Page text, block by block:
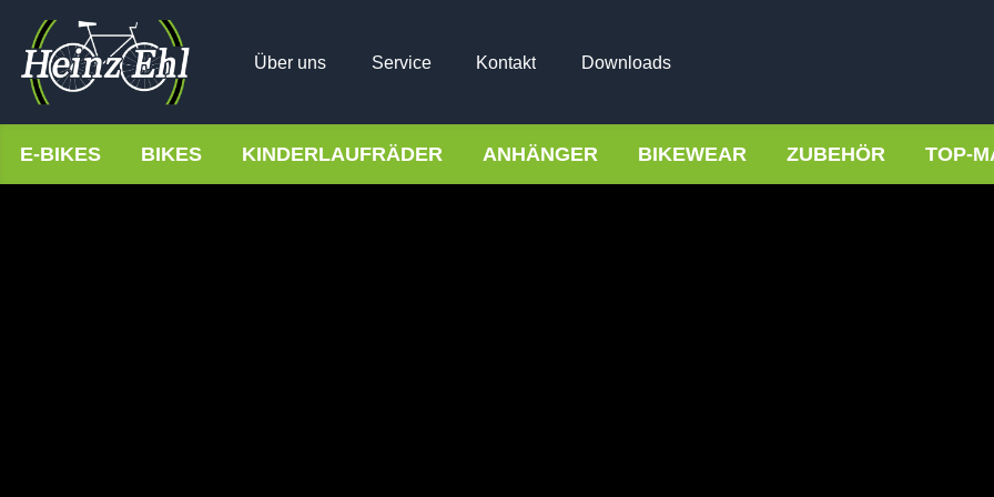
Über uns Service Kontakt Downloads
E-BIKES BIKES KINDERLAUFRÄDER ANHÄNGER BIKEWEAR ZUBEHÖR TOP-